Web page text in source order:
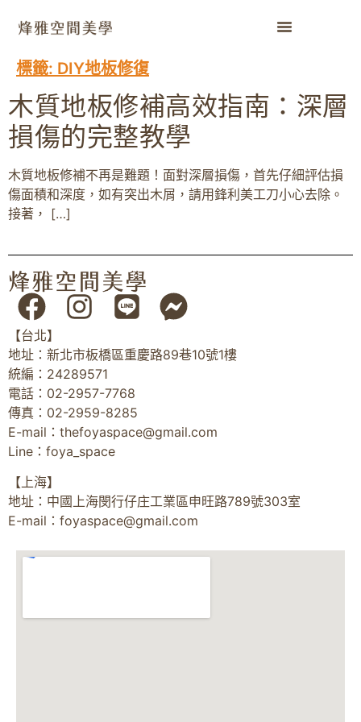
標籤: DIY地板修復
木質地板修補高效指南：深層
損傷的完整教學
木質地板修補不再是難題！面對深層損傷，首先仔細評估損
傷面積和深度，如有突出木屑，請用鋒利美工刀小心去除。
接著， […]
【台北】
地址：新北市板橋區重慶路89巷10號1樓
統編：24289571
電話：02-2957-7768
傳真：02-2959-8285
E-mail： thefoyaspace@gmail.com
Line：foya_space
【上海】
地址：中國上海閔行仔庄工業區申旺路789號303室
E-mail： foyaspace@gmail.com